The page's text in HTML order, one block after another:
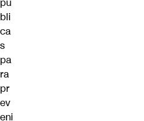
bli
ca
s
pa
ra
pr
ev
eni